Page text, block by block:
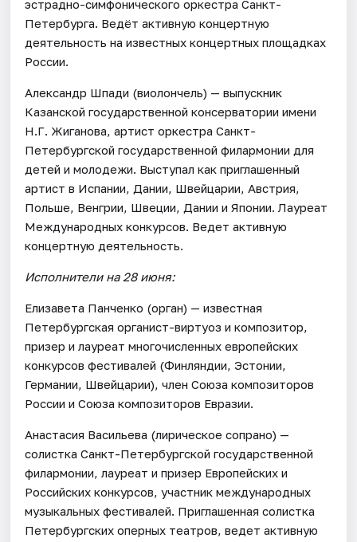
эстрадно-симфонического оркестра Санкт-
Петербурга. Ведёт активную концертную
деятельность на известных концертных площадках
России.
Александр Шпади (виолончель) — выпускник
Казанской государственной консерватории имени
Н.Г. Жиганова, артист оркестра Санкт-
Петербургской государственной филармонии для
детей и молодежи. Выступал как приглашенный
артист в Испании, Дании, Швейцарии, Австрия,
Польше, Венгрии, Швеции, Дании и Японии. Лауреат
Международных конкурсов. Ведет активную
концертную деятельность.
Исполнители на 28 июня:
Елизавета Панченко (орган) — известная
Петербургская органист-виртуоз и композитор,
призер и лауреат многочисленных европейских
конкурсов фестивалей (Финляндии, Эстонии,
Германии, Швейцарии), член Союза композиторов
России и Союза композиторов Евразии.
Анастасия Васильева (лирическое сопрано) —
солистка Санкт-Петербургской государственной
филармонии, лауреат и призер Европейских и
Российских конкурсов, участник международных
музыкальных фестивалей. Приглашенная солистка
Петербургских оперных театров, ведет активную